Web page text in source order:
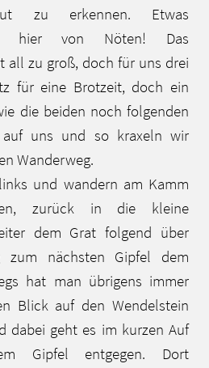
zu erkennen. Etwas
hier von Nöten! Das
all zu groß, doch für uns drei
für eine Brotzeit, doch ein
die beiden noch folgenden
uns und so kraxeln wir
Wanderweg.
und wandern am Kamm
zurück in die kleine
dem Grat folgend über
zum nächsten Gipfel dem
hat man übrigens immer
Blick auf den Wendelstein
dabei geht es im kurzen Auf
Gipfel entgegen. Dort